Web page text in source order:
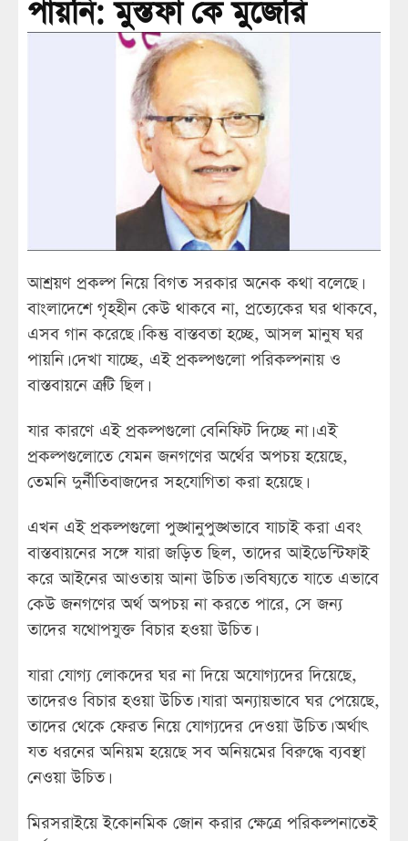
পায়নি: মুস্তফা কে মুজেরি
আশ্রয়ণ প্রকল্প নিয়ে বিগত সরকার অনেক কথা বলেছে।
বাংলাদেশে গৃহহীন কেউ থাকবে না, প্রত্যেকের ঘর থাকবে,
এসব গান করেছে। কিন্তু বাস্তবতা হচ্ছে, আসল মানুষ ঘর
পায়নি। দেখা যাচ্ছে, এই প্রকল্পগুলো পরিকল্পনায় ও
বাস্তবায়নে ত্রুটি ছিল।
যার কারণে এই প্রকল্পগুলো বেনিফিট দিচ্ছে না। এই
প্রকল্পগুলোতে যেমন জনগণের অর্থের অপচয় হয়েছে,
তেমনি দুর্নীতিবাজদের সহযোগিতা করা হয়েছে।
এখন এই প্রকল্পগুলো পুঙ্খানুপুঙ্খভাবে যাচাই করা এবং
বাস্তবায়নের সঙ্গে যারা জড়িত ছিল, তাদের আইডেন্টিফাই
করে আইনের আওতায় আনা উচিত। ভবিষ্যতে যাতে এভাবে
কেউ জনগণের অর্থ অপচয় না করতে পারে, সে জন্য
তাদের যথোপযুক্ত বিচার হওয়া উচিত।
যারা যোগ্য লোকদের ঘর না দিয়ে অযোগ্যদের দিয়েছে,
তাদেরও বিচার হওয়া উচিত। যারা অন্যায়ভাবে ঘর পেয়েছে,
তাদের থেকে ফেরত নিয়ে যোগ্যদের দেওয়া উচিত। অর্থাৎ
যত ধরনের অনিয়ম হয়েছে সব অনিয়মের বিরুদ্ধে ব্যবস্থা
নেওয়া উচিত।
মিরসরাইয়ে ইকোনমিক জোন করার ক্ষেত্রে পরিকল্পনাতেই